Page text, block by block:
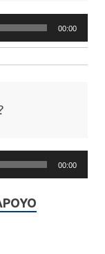
00:00
00:00